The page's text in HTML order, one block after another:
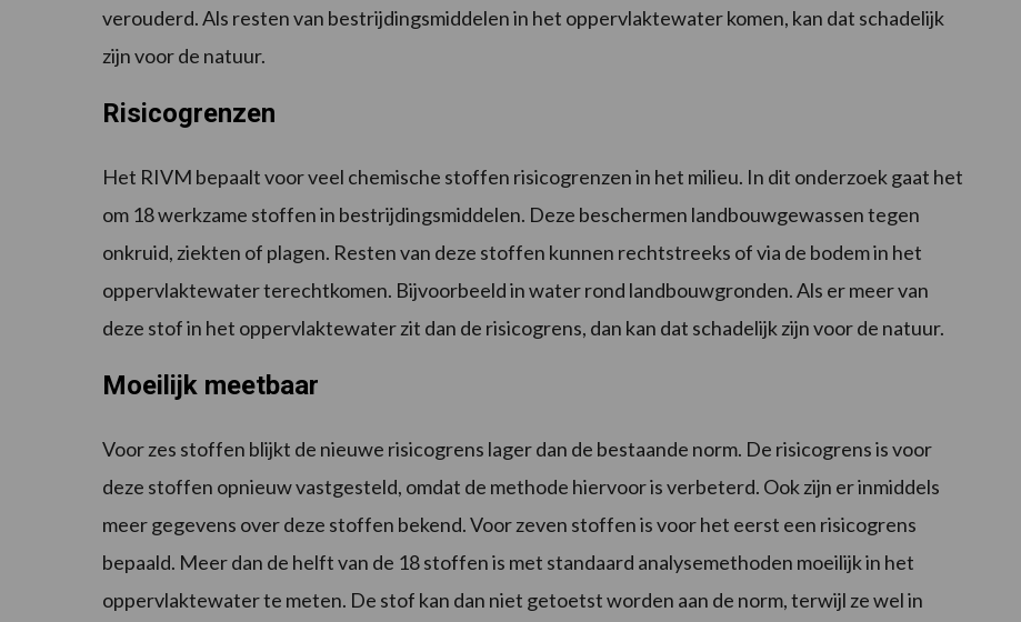
verouderd. Als resten van bestrijdingsmiddelen in het oppervlaktewater komen, kan dat schadelijk
zijn voor de natuur.
Risicogrenzen
Het RIVM bepaalt voor veel chemische stoffen risicogrenzen in het milieu. In dit onderzoek gaat het
om 18 werkzame stoffen in bestrijdingsmiddelen. Deze beschermen landbouwgewassen tegen
onkruid, ziekten of plagen. Resten van deze stoffen kunnen rechtstreeks of via de bodem in het
oppervlaktewater terechtkomen. Bijvoorbeeld in water rond landbouwgronden. Als er meer van
deze stof in het oppervlaktewater zit dan de risicogrens, dan kan dat schadelijk zijn voor de natuur.
Moeilijk meetbaar
Voor zes stoffen blijkt de nieuwe risicogrens lager dan de bestaande norm. De risicogrens is voor
deze stoffen opnieuw vastgesteld, omdat de methode hiervoor is verbeterd. Ook zijn er inmiddels
meer gegevens over deze stoffen bekend. Voor zeven stoffen is voor het eerst een risicogrens
bepaald. Meer dan de helft van de 18 stoffen is met standaard analysemethoden moeilijk in het
oppervlaktewater te meten. De stof kan dan niet getoetst worden aan de norm, terwijl ze wel in